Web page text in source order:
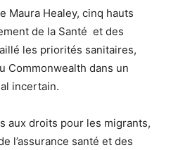
Maura Healey, cinq hauts
de la Santé et des
les priorités sanitaires,
Commonwealth dans un
incertain.
aux droits pour les migrants,
l’assurance santé et des